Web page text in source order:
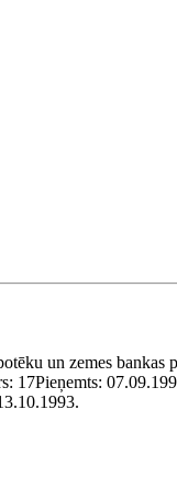
un zemes bankas
17Pieņemts: